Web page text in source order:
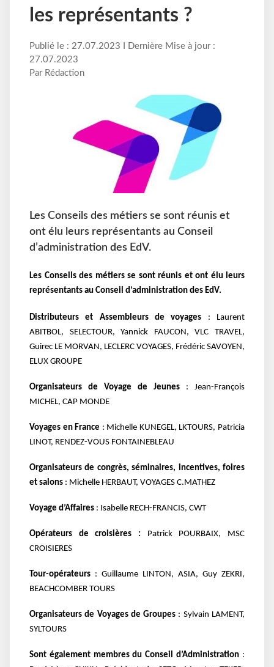
les représentants ?
Publié le : 27.07.2023 I Dernière Mise à jour :
27.07.2023
Par Rédaction
Les Conseils des métiers se sont réunis et
ont élu leurs représentants au Conseil
d’administration des EdV.
Les Conseils des métiers se sont réunis et ont élu leurs
représentants au Conseil d’administration des EdV.
Distributeurs et Assembleurs de voyages : Laurent
ABITBOL, SELECTOUR, Yannick FAUCON, VLC TRAVEL,
Guirec LE MORVAN, LECLERC VOYAGES, Frédéric SAVOYEN,
ELUX GROUPE
Organisateurs de Voyage de Jeunes : Jean-François
MICHEL, CAP MONDE
Voyages en France : Michelle KUNEGEL, LKTOURS, Patricia
LINOT, RENDEZ-VOUS FONTAINEBLEAU
Organisateurs de congrès, séminaires, incentives, foires
et salons : Michelle HERBAUT, VOYAGES C.MATHEZ
Voyage d’Affaires : Isabelle RECH-FRANCIS, CWT
Opérateurs de croisières : Patrick POURBAIX, MSC
CROISIERES
Tour-opérateurs : Guillaume LINTON, ASIA, Guy ZEKRI,
BEACHCOMBER TOURS
Organisateurs de Voyages de Groupes : Sylvain LAMENT,
SYLTOURS
Sont également membres du Conseil d’Administration :